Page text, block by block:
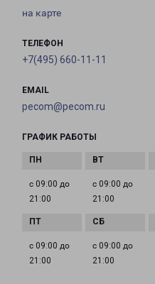
на карте
ТЕЛЕФОН
+7(495) 660-11-11
EMAIL
pecom@pecom.ru
ГРАФИК РАБОТЫ
с 09:00 до
21:00
с 09:00 до
21:00
с 09:00 до
21:00
с 09:00 до
21:00